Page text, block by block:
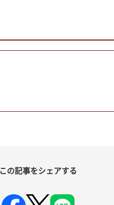
この記事をシェアする